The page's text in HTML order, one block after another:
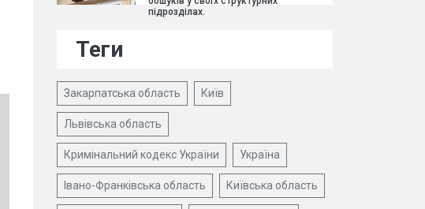
підрозділах.
Теги
Закарпатська область Київ
Львівська область
Кримінальний кодекс України Україна
Івано-Франківська область Київська область